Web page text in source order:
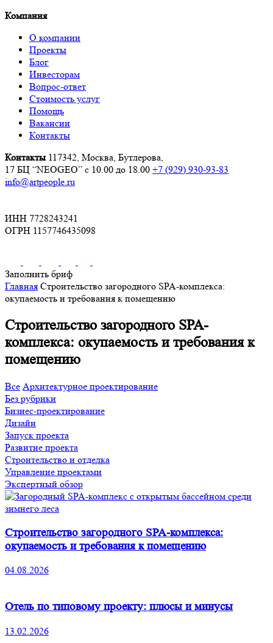
Компания
О компании
Проекты
Блог
Инвесторам
Вопрос-ответ
Стоимость услуг
Помощь
Вакансии
Контакты
Контакты 117342, Москва, Бутлерова,
17 БЦ “NEOGEO” с 10.00 до 18.00 +7 (929) 930-93-83
info@artpeople.ru
ИНН 7728243241
ОГРН 1157746435098
Заполнить бриф
Главная Строительство загородного SPA-комплекса:
окупаемость и требования к помещению
Строительство загородного SPA-
комплекса: окупаемость и требования к
помещению
Все Архитектурное проектирование
Без рубрики
Бизнес-проектирование
Дизайн
Запуск проекта
Развитие проекта
Строительство и отделка
Управление проектами
Экспертный обзор
Строительство загородного SPA-комплекса:
окупаемость и требования к помещению
04.08.2026
Отель по типовому проекту: плюсы и минусы
13.02.2026